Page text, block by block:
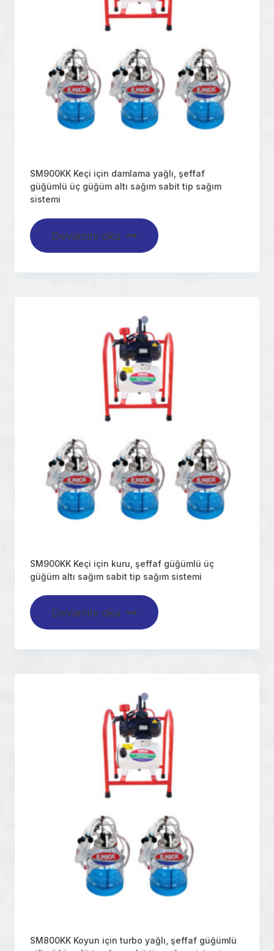
SM900KK Keçi için damlama yağlı, şeffaf
güğümlü üç güğüm altı sağım sabit tip sağım
sistemi
Devamını oku
SM900KK Keçi için kuru, şeffaf güğümlü üç
güğüm altı sağım sabit tip sağım sistemi
Devamını oku
SM800KK Koyun için turbo yağlı, şeffaf güğümlü